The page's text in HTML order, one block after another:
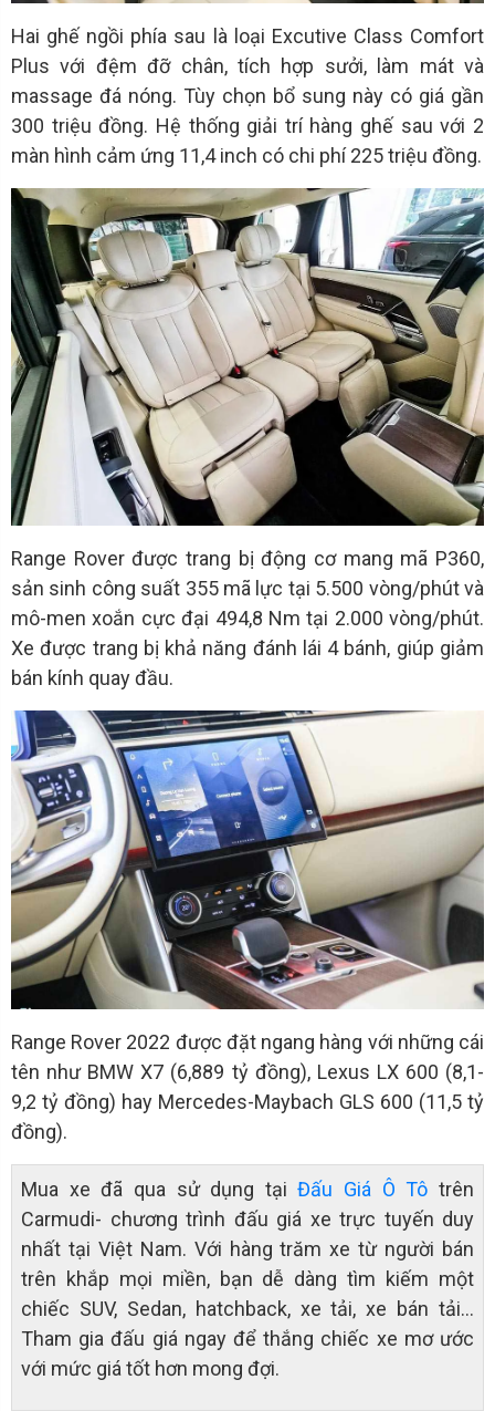
Hai ghế ngồi phía sau là loại Excutive Class Comfort
Plus với đệm đỡ chân, tích hợp sưởi, làm mát và
massage đá nóng. Tùy chọn bổ sung này có giá gần
300 triệu đồng. Hệ thống giải trí hàng ghế sau với 2
màn hình cảm ứng 11,4 inch có chi phí 225 triệu đồng.
Range Rover được trang bị động cơ mang mã P360,
sản sinh công suất 355 mã lực tại 5.500 vòng/phút và
mô-men xoắn cực đại 494,8 Nm tại 2.000 vòng/phút.
Xe được trang bị khả năng đánh lái 4 bánh, giúp giảm
bán kính quay đầu.
Range Rover 2022 được đặt ngang hàng với những cái
tên như BMW X7 (6,889 tỷ đồng), Lexus LX 600 (8,1-
9,2 tỷ đồng) hay Mercedes-Maybach GLS 600 (11,5 tỷ
đồng).
Mua xe đã qua sử dụng tạiĐấu Giá Ô Tô trên
Carmudi- chương trình đấu giá xe trực tuyến duy
nhất tại Việt Nam. Với hàng trăm xe từ người bán
trên khắp mọi miền, bạn dễ dàng tìm kiếm một
chiếc SUV, Sedan, hatchback, xe tải, xe bán tải…
Tham gia đấu giá ngay để thắng chiếc xe mơ ước
với mức giá tốt hơn mong đợi.